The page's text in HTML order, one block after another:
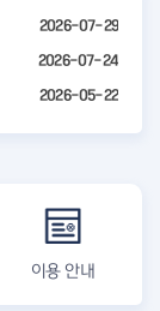
2026-07-29
2026-07-24
2026-05-22
항
보
기
이용 안내